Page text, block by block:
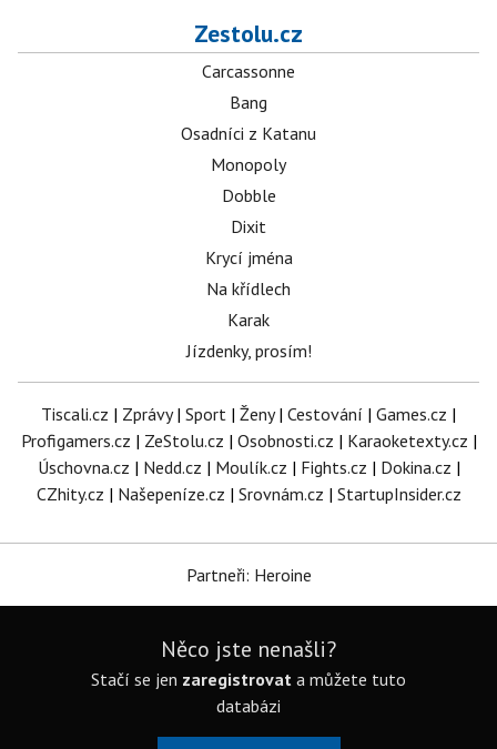
Zestolu.cz
Carcassonne
Bang
Osadníci z Katanu
Monopoly
Dobble
Dixit
Krycí jména
Na křídlech
Karak
Jízdenky, prosím!
Tiscali.cz | Zprávy| Sport | Ženy| Cestování | Games.cz |
Profigamers.cz | ZeStolu.cz | Osobnosti.cz | Karaoketexty.cz |
Úschovna.cz | Nedd.cz | Moulík.cz | Fights.cz | Dokina.cz |
CZhity.cz | Našepeníze.cz | Srovnám.cz | StartupInsider.cz
Partneři: Heroine
Něco jste nenašli?
Stačí se jen zaregistrovat a můžete tuto
databázi